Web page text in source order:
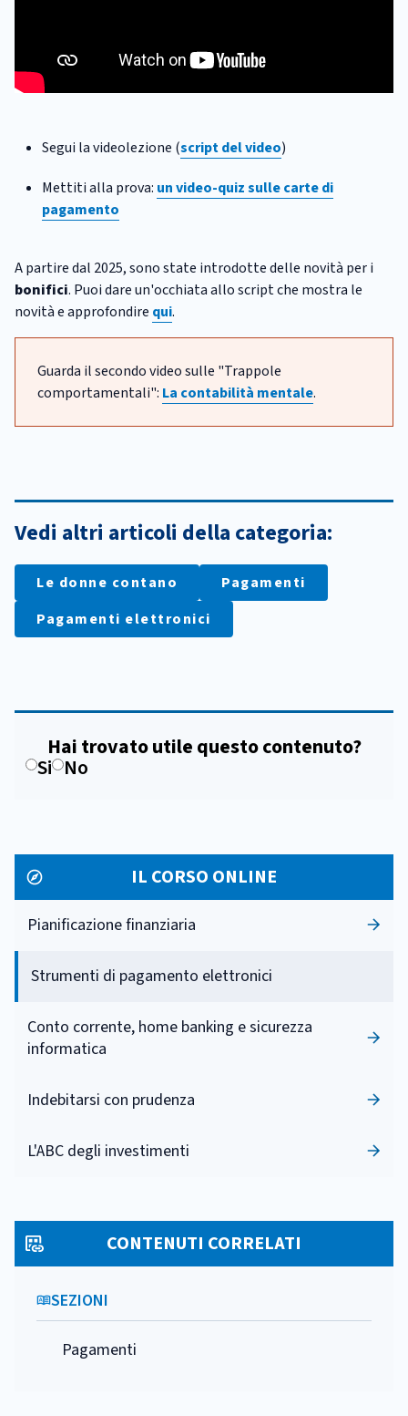
Segui la videolezione (script del video)
Mettiti alla prova: un video-quiz sulle carte di
pagamento
A partire dal 2025, sono state introdotte delle novità per i
bonifici. Puoi dare un'occhiata allo script che mostra le
novità e approfondire qui.
Guarda il secondo video sulle "Trappole
comportamentali": La contabilità mentale.
Vedi altri articoli della categoria:
Le donne contano
Pagamenti
Pagamenti elettronici
Hai trovato utile questo contenuto?
Si No
IL CORSO ONLINE
Pianificazione finanziaria
Strumenti di pagamento elettronici
Conto corrente, home banking e sicurezza
informatica
Indebitarsi con prudenza
L'ABC degli investimenti
CONTENUTI CORRELATI
SEZIONI
Pagamenti